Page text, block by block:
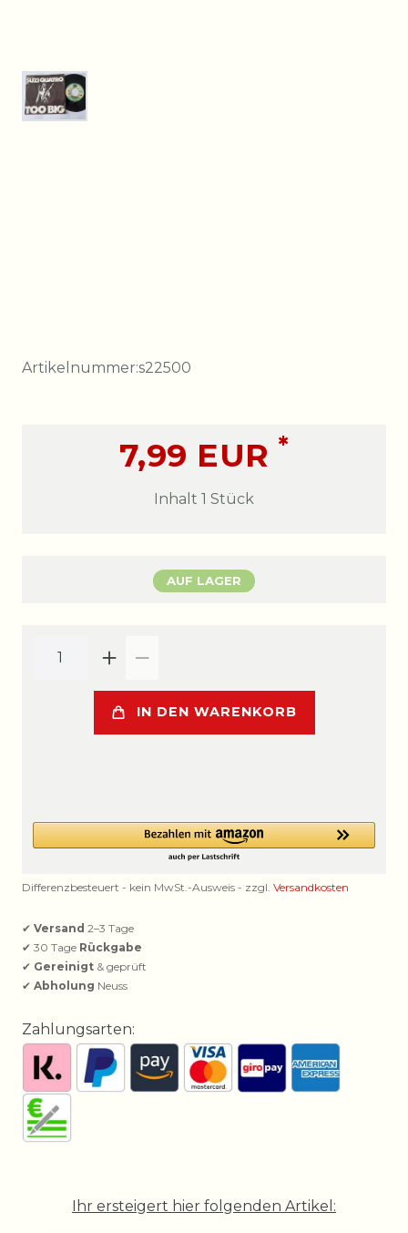
Artikelnummer:s22500
7,99 EUR *
Inhalt 1 Stück
AUF LAGER
IN DEN WARENKORB
Differenzbesteuert - kein MwSt.-Ausweis - zzgl. Versandkosten
✔ Versand 2–3 Tage
✔ 30 Tage Rückgabe
✔ Gereinigt & geprüft
✔ Abholung Neuss
Zahlungsarten:
Ihr ersteigert hier folgenden Artikel: